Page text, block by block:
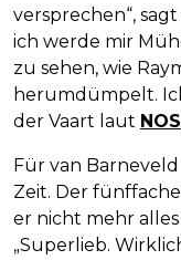
versprechen“,
ich werde mir
zu sehen, wie
herumdümpelt.
der Vaart laut NOS
Für van
Zeit. Der
er nicht mehr
„Superlieb.